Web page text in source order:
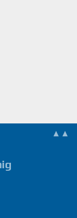
▲▲